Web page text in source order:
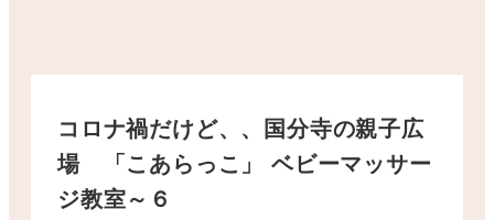
コロナ禍だけど、、国分寺の親子広
場 「こあらっこ」 ベビーマッサー
ジ教室～６